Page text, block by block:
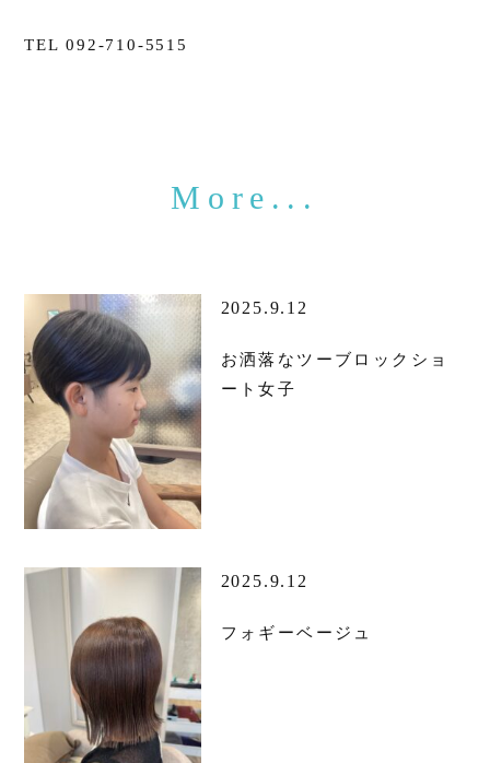
TEL 092-710-5515
2025.9.12
お洒落なツーブロックショ
ート女子
2025.9.12
フォギーベージュ